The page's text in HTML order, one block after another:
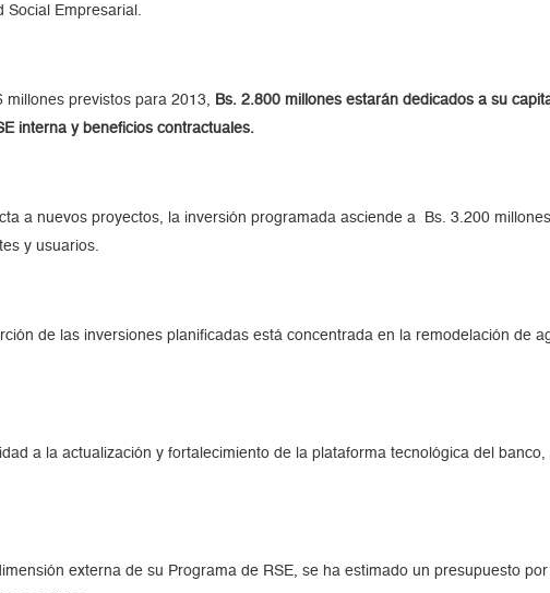
Social Empresarial.
millones previstos para 2013, Bs. 2.800 millones estarán dedicados a su
interna y beneficios contractuales.
a nuevos proyectos, la inversión programada asciende a Bs. 3.200
y usuarios.
de las inversiones planificadas está concentrada en la remodelación de
a la actualización y fortalecimiento de la plataforma tecnológica del
externa de su Programa de RSE, se ha estimado un presupuesto